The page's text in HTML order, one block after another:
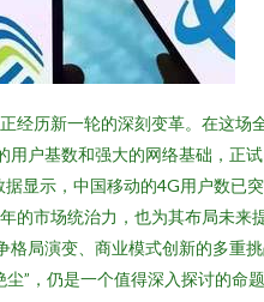
经历新一轮的深刻变革。在这场
用户基数和强大的网络基础，正
显示，中国移动的4G用户数已
的市场统治力，也为其布局未来
格局演变、商业模式创新的多重
”，仍是一个值得深入探讨的命